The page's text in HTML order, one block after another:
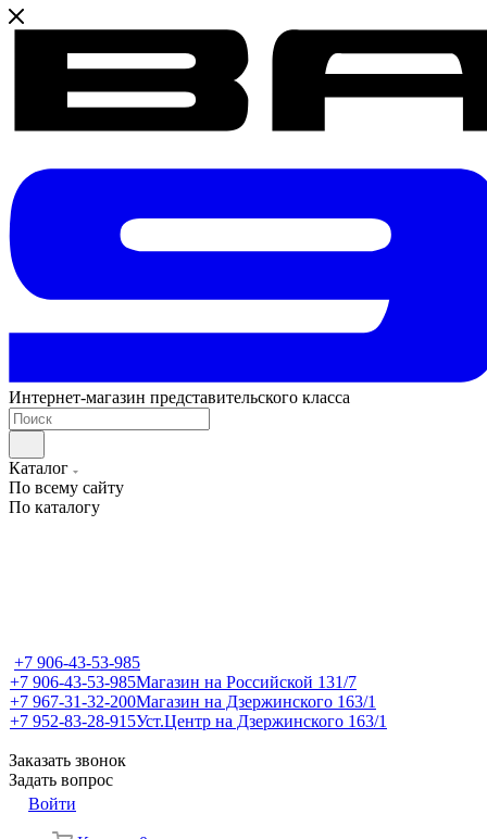
Интернет-магазин представительского класса
Каталог
По всему сайту
По каталогу
+7 906-43-53-985
+7 906-43-53-985Магазин на Российской 131/7
+7 967-31-32-200Магазин на Дзержинского 163/1
+7 952-83-28-915Уст.Центр на Дзержинского 163/1
Заказать звонок
Задать вопрос
Войти